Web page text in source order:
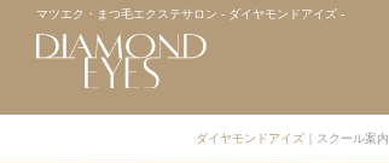
マツエク・まつ毛エクステサロン - ダイヤモンドアイズ -
ダイヤモンドアイズ スクール案内